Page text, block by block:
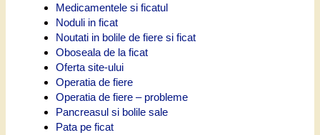
Medicamentele si ficatul
Noduli in ficat
Noutati in bolile de fiere si ficat
Oboseala de la ficat
Oferta site-ului
Operatia de fiere
Operatia de fiere – probleme
Pancreasul si bolile sale
Pata pe ficat